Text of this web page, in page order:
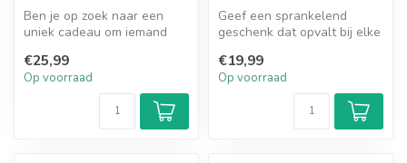
Ben je op zoek naar een
uniek cadeau om iemand
je hier...
€25,99
Op voorraad
Geef een sprankelend
geschenk dat opvalt bij elke
Gep...
€19,99
Op voorraad